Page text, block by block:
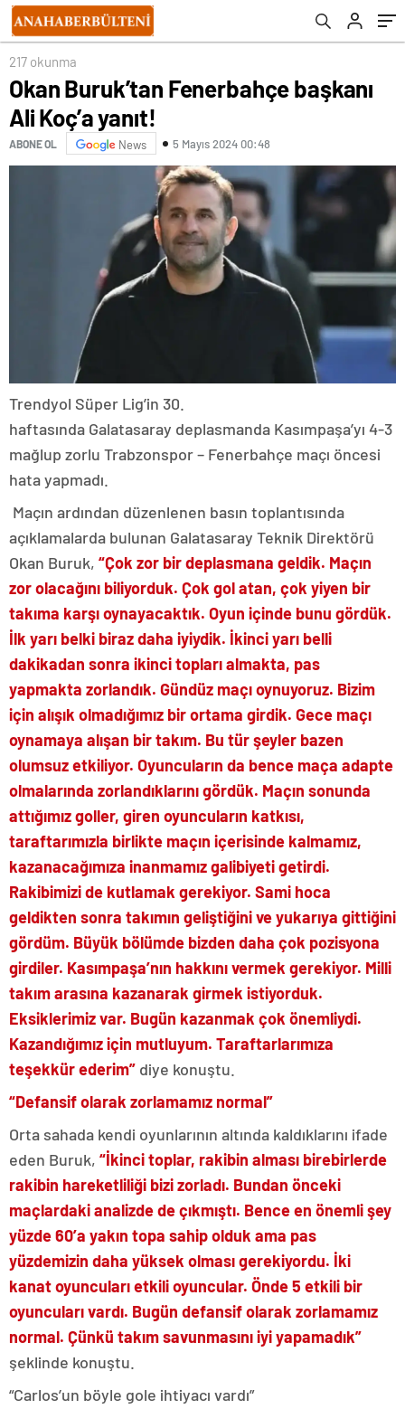
217 okunma
Okan Buruk’tan Fenerbahçe başkanı
Ali Koç’a yanıt!
ABONE OL News 5 Mayıs 2024 00:48
Trendyol Süper Lig’in 30.
haftasında Galatasaray deplasmanda Kasımpaşa’yı 4-3
mağlup zorlu Trabzonspor – Fenerbahçe maçı öncesi
hata yapmadı.
Maçın ardından düzenlenen basın toplantısında
açıklamalarda bulunan Galatasaray Teknik Direktörü
Okan Buruk, “Çok zor bir deplasmana geldik. Maçın
zor olacağını biliyorduk. Çok gol atan, çok yiyen bir
takıma karşı oynayacaktık. Oyun içinde bunu gördük.
İlk yarı belki biraz daha iyiydik. İkinci yarı belli
dakikadan sonra ikinci topları almakta, pas
yapmakta zorlandık. Gündüz maçı oynuyoruz. Bizim
için alışık olmadığımız bir ortama girdik. Gece maçı
oynamaya alışan bir takım. Bu tür şeyler bazen
olumsuz etkiliyor. Oyuncuların da bence maça adapte
olmalarında zorlandıklarını gördük. Maçın sonunda
attığımız goller, giren oyuncuların katkısı,
taraftarımızla birlikte maçın içerisinde kalmamız,
kazanacağımıza inanmamız galibiyeti getirdi.
Rakibimizi de kutlamak gerekiyor. Sami hoca
geldikten sonra takımın geliştiğini ve yukarıya gittiğini
gördüm. Büyük bölümde bizden daha çok pozisyona
girdiler. Kasımpaşa’nın hakkını vermek gerekiyor. Milli
takım arasına kazanarak girmek istiyorduk.
Eksiklerimiz var. Bugün kazanmak çok önemliydi.
Kazandığımız için mutluyum. Taraftarlarımıza
teşekkür ederim” diye konuştu.
“Defansif olarak zorlamamız normal”
Orta sahada kendi oyunlarının altında kaldıklarını ifade
eden Buruk, “İkinci toplar, rakibin alması birebirlerde
rakibin hareketliliği bizi zorladı. Bundan önceki
maçlardaki analizde de çıkmıştı. Bence en önemli şey
yüzde 60’a yakın topa sahip olduk ama pas
yüzdemizin daha yüksek olması gerekiyordu. İki
kanat oyuncuları etkili oyuncular. Önde 5 etkili bir
oyuncuları vardı. Bugün defansif olarak zorlamamız
normal. Çünkü takım savunmasını iyi yapamadık”
şeklinde konuştu.
“Carlos’un böyle gole ihtiyacı vardı”